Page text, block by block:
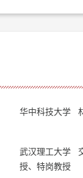
华中科技大学
武汉理工大学
授、特岗教授